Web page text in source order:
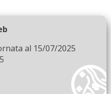
al 15/07/2025